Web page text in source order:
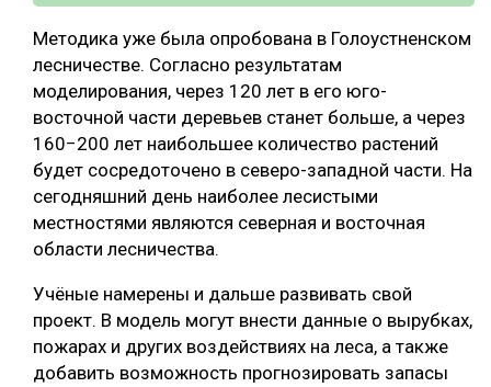
Методика уже была опробована в Голоустненском
лесничестве. Согласно результатам
моделирования, через 120 лет в его юго-
восточной части деревьев станет больше, а через
160−200 лет наибольшее количество растений
будет сосредоточено в северо-западной части. На
сегодняшний день наиболее лесистыми
местностями являются северная и восточная
области лесничества.
Учёные намерены и дальше развивать свой
проект. В модель могут внести данные о вырубках,
пожарах и других воздействиях на леса, а также
добавить возможность прогнозировать запасы